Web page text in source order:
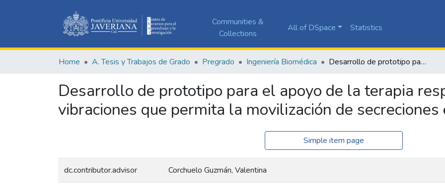
Communities &
Collections
All of DSpace Statistics
Home A. Tesis y Trabajos de Grado Pregrado Ingeniería Biomédica Desarrollo de prototipo para el apoyo de la terapia respiratoria manual con vibraciones que permita la movilización de secreciones en población adulta
Desarrollo de prototipo para el apoyo de la terapia
vibraciones que permita la movilización de
Simple item page
dc.contributor.advisor Corchuelo Guzmán, Valentina